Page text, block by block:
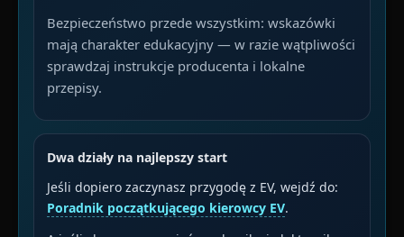
Bezpieczeństwo przede wszystkim: wskazówki
mają charakter edukacyjny — w razie wątpliwości
sprawdzaj instrukcje producenta i lokalne
przepisy.
Dwa działy na najlepszy start
Jeśli dopiero zaczynasz przygodę z EV, wejdź do:
Poradnik początkującego kierowcy EV.